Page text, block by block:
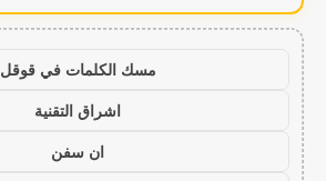
مسك الكلمات في قوقل
اشراق التقنية
ان سفن